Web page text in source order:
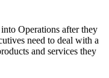
Operations after they
need to deal with a
and services they